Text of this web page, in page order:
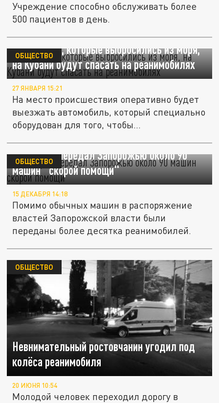
Учреждение способно обслуживать более
500 пациентов в день.
Дельфинов, которые выбросились из моря,
на Кубани будут спасать на реанимобилях
ОБЩЕСТВО
27 ЯНВАРЯ 15:21
На место происшествия оперативно будет
выезжать автомобиль, который специально
оборудован для того, чтобы...
Минздрав передал Запорожью около 90
машин "скорой помощи"
ОБЩЕСТВО
15 ДЕКАБРЯ 14:18
Помимо обычных машин в распоряжение
властей Запорожской власти были
переданы более десятка реанимобилей.
Невнимательный ростовчанин угодил под
колёса реанимобиля
ОБЩЕСТВО
20 ИЮНЯ 10:54
Молодой человек переходил дорогу в